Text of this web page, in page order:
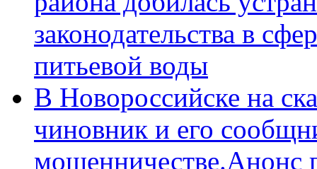
законодательства в
питьевой воды
В Новороссийске на
чиновник и его
мошенничестве.Анонс